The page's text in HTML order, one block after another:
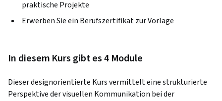
praktische Projekte
Erwerben Sie ein Berufszertifikat zur Vorlage
In diesem Kurs gibt es 4 Module
Dieser designorientierte Kurs vermittelt eine strukturierte
Perspektive der visuellen Kommunikation bei der